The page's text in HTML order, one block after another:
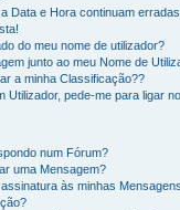
Data e Hora continuam
do meu nome de utilizador?
junto ao meu Nome de
a minha Classificação??
Utilizador, pede-me para ligar
num Fórum?
uma Mensagem?
às minhas